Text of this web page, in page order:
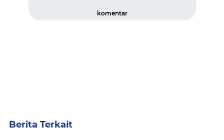
komentar
Berita Terkait